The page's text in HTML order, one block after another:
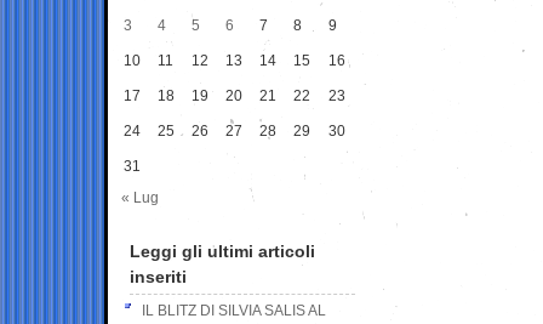
3 4 5 6 7 8 9
10 11 12 13 14 15 16
17 18 19 20 21 22 23
24 25 26 27 28 29 30
31
« Lug
Leggi gli ultimi articoli
inseriti
IL BLITZ DI SILVIA SALIS AL